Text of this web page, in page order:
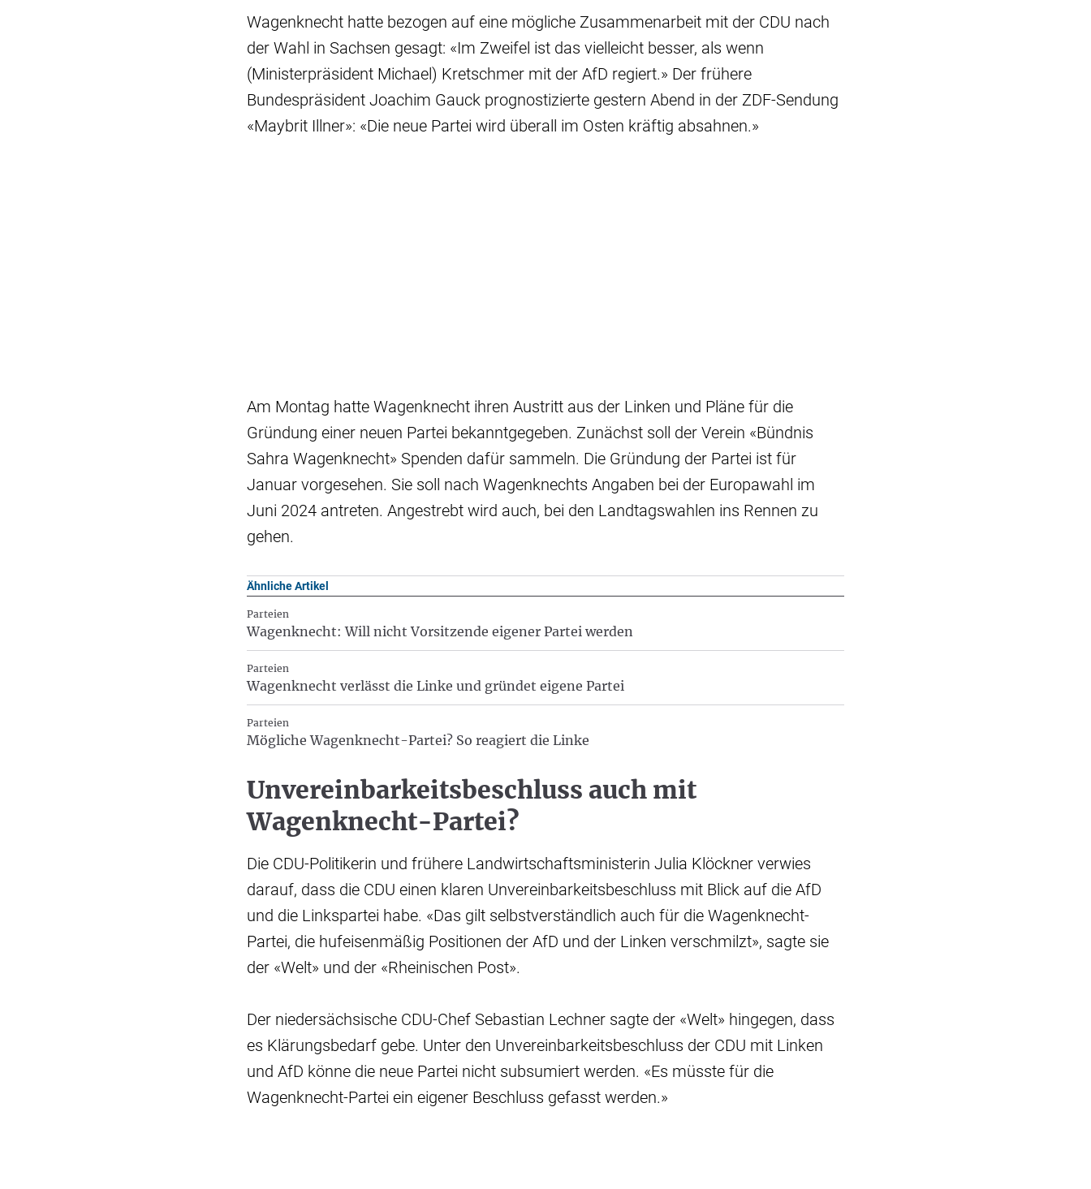
Wagenknecht hatte bezogen auf eine mögliche Zusammenarbeit mit der CDU nach
der Wahl in Sachsen gesagt: «Im Zweifel ist das vielleicht besser, als wenn
(Ministerpräsident Michael) Kretschmer mit der AfD regiert.» Der frühere
Bundespräsident Joachim Gauck prognostizierte gestern Abend in der ZDF-Sendung
«Maybrit Illner»: «Die neue Partei wird überall im Osten kräftig absahnen.»
Am Montag hatte Wagenknecht ihren Austritt aus der Linken und Pläne für die
Gründung einer neuen Partei bekanntgegeben. Zunächst soll der Verein «Bündnis
Sahra Wagenknecht» Spenden dafür sammeln. Die Gründung der Partei ist für
Januar vorgesehen. Sie soll nach Wagenknechts Angaben bei der Europawahl im
Juni 2024 antreten. Angestrebt wird auch, bei den Landtagswahlen ins Rennen zu
gehen.
Ähnliche Artikel
Parteien
Wagenknecht: Will nicht Vorsitzende eigener Partei werden
Parteien
Wagenknecht verlässt die Linke und gründet eigene Partei
Parteien
Mögliche Wagenknecht-Partei? So reagiert die Linke
Unvereinbarkeitsbeschluss auch mit
Wagenknecht-Partei?
Die CDU-Politikerin und frühere Landwirtschaftsministerin Julia Klöckner verwies
darauf, dass die CDU einen klaren Unvereinbarkeitsbeschluss mit Blick auf die AfD
und die Linkspartei habe. «Das gilt selbstverständlich auch für die Wagenknecht-
Partei, die hufeisenmäßig Positionen der AfD und der Linken verschmilzt», sagte sie
der «Welt» und der «Rheinischen Post».
Der niedersächsische CDU-Chef Sebastian Lechner sagte der «Welt» hingegen, dass
es Klärungsbedarf gebe. Unter den Unvereinbarkeitsbeschluss der CDU mit Linken
und AfD könne die neue Partei nicht subsumiert werden. «Es müsste für die
Wagenknecht-Partei ein eigener Beschluss gefasst werden.»